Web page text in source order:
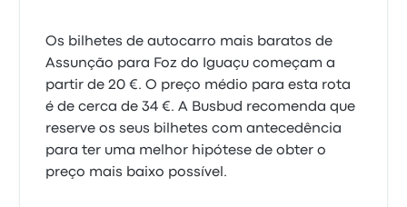
Os bilhetes de autocarro mais baratos de
Assunção para Foz do Iguaçu começam a
partir de 20 €. O preço médio para esta rota
é de cerca de 34 €. A Busbud recomenda que
reserve os seus bilhetes com antecedência
para ter uma melhor hipótese de obter o
preço mais baixo possível.